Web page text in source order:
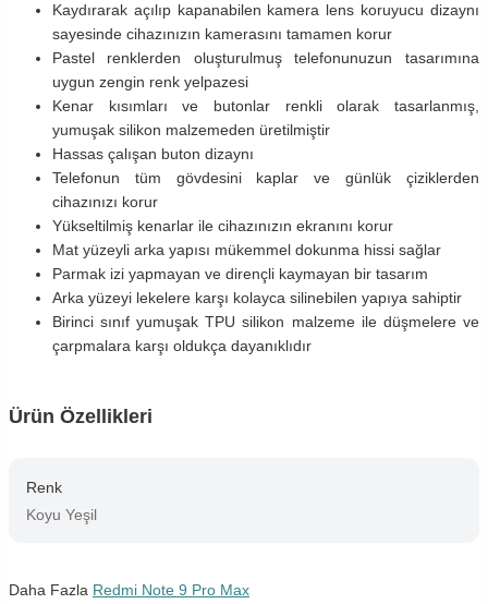
Kaydırarak açılıp kapanabilen kamera lens koruyucu dizaynı
sayesinde cihazınızın kamerasını tamamen korur
Pastel renklerden oluşturulmuş telefonunuzun tasarımına
uygun zengin renk yelpazesi
Kenar kısımları ve butonlar renkli olarak tasarlanmış,
yumuşak silikon malzemeden üretilmiştir
Hassas çalışan buton dizaynı
Telefonun tüm gövdesini kaplar ve günlük çiziklerden
cihazınızı korur
Yükseltilmiş kenarlar ile cihazınızın ekranını korur
Mat yüzeyli arka yapısı mükemmel dokunma hissi sağlar
Parmak izi yapmayan ve dirençli kaymayan bir tasarım
Arka yüzeyi lekelere karşı kolayca silinebilen yapıya sahiptir
Birinci sınıf yumuşak TPU silikon malzeme ile düşmelere ve
çarpmalara karşı oldukça dayanıklıdır
Ürün Özellikleri
Renk
Koyu Yeşil
Daha Fazla Redmi Note 9 Pro Max